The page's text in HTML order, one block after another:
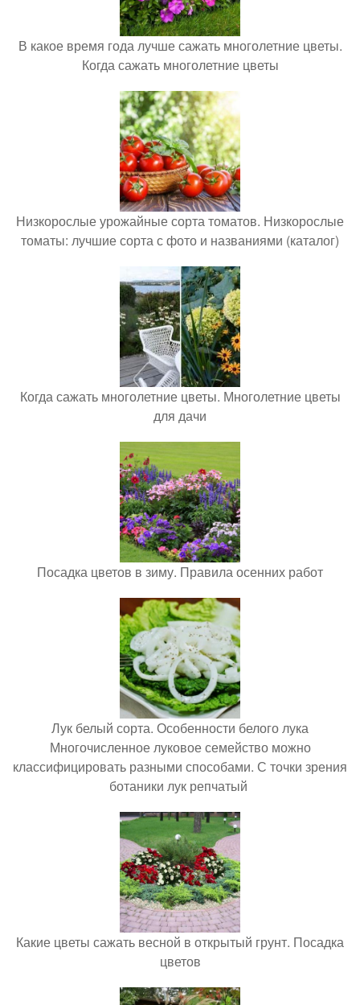
В какое время года лучше сажать многолетние цветы.
Когда сажать многолетние цветы
Низкорослые урожайные сорта томатов. Низкорослые
томаты: лучшие сорта с фото и названиями (каталог)
Когда сажать многолетние цветы. Многолетние цветы
для дачи
Посадка цветов в зиму. Правила осенних работ
Лук белый сорта. Особенности белого лука
Многочисленное луковое семейство можно
классифицировать разными способами. С точки зрения
ботаники лук репчатый
Какие цветы сажать весной в открытый грунт. Посадка
цветов